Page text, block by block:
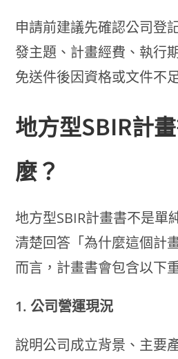
申請前建議先確認公司登
發主題、計畫經費、執行
免送件後因資格或文件不
地方型SBIR計
麼？
地方型SBIR計畫書不是單
清楚回答「為什麼這個計
而言，計畫書會包含以下
1. 公司營運現況
說明公司成立背景、主要